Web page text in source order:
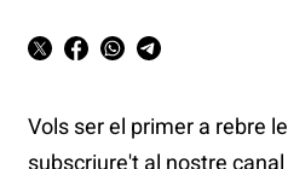
Vols ser el primer a rebre
subscriure't al nostre canal